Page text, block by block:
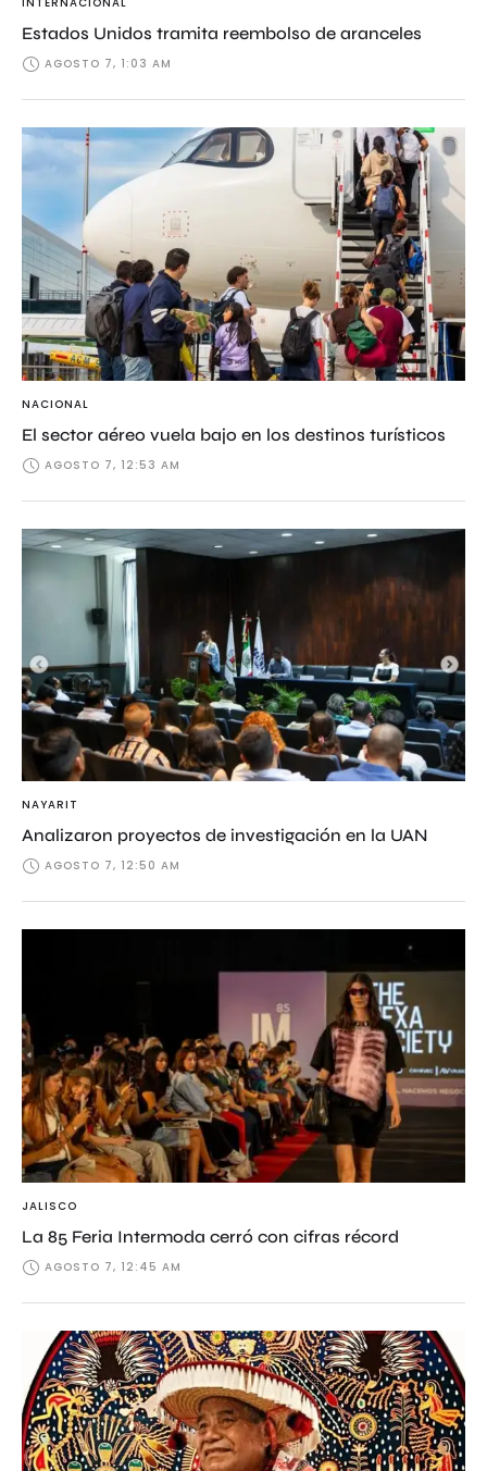
Estados Unidos tramita reembolso de aranceles
AGOSTO 7, 1:03 AM
NACIONAL
El sector aéreo vuela bajo en los destinos turísticos
AGOSTO 7, 12:53 AM
NAYARIT
Analizaron proyectos de investigación en la UAN
AGOSTO 7, 12:50 AM
JALISCO
La 85 Feria Intermoda cerró con cifras récord
AGOSTO 7, 12:45 AM